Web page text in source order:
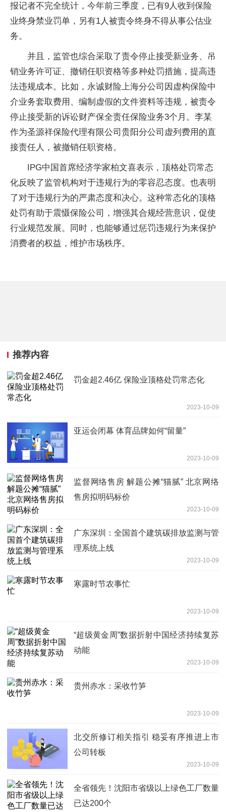
报记者不完全统计，今年前三季度，已有9人收到保险
业终身禁业罚单，另有1人被责令终身不得从事公估业
务。
并且，监管也综合采取了责令停止接受新业务、吊
销业务许可证、撤销任职资格等多种处罚措施，提高违
法违规成本。比如，永诚财险上海分公司因虚构保险中
介业务套取费用、编制虚假的文件资料等违规，被责令
停止接受新的诉讼财产保全责任保险业务3个月。李某
作为圣源祥保险代理有限公司贵阳分公司虚列费用的直
接责任人，被撤销任职资格。
IPG中国首席经济学家柏文喜表示，顶格处罚常态
化反映了监管机构对于违规行为的零容忍态度。也表明
了对于违规行为的严肃态度和决心。这种常态化的顶格
处罚有助于震慑保险公司，增强其合规经营意识，促使
行业规范发展。同时，也能够通过惩罚违规行为来保护
消费者的权益，维护市场秩序。
推荐内容
罚金超2.46亿 保险业顶格处罚常态化
2023-10-09
亚运会闭幕 体育品牌如何“留量”
2023-10-09
监督网络售房 解题公摊“猫腻” 北京网络
售房拟明码标价
2023-10-09
广东深圳：全国首个建筑碳排放监测与管
理系统上线
2023-10-09
寒露时节农事忙
2023-10-09
“超级黄金周”数据折射中国经济持续复苏
动能
2023-10-09
贵州赤水：采收竹笋
2023-10-09
北交所修订相关指引 稳妥有序推进上市
公司转板
2023-10-09
全省领先！沈阳市省级以上绿色工厂数量
已达200个